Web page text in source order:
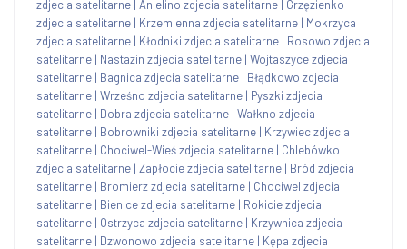
zdjecia satelitarne Anielino zdjecia satelitarne
Grzęzienko
zdjecia satelitarne | Krzemienna zdjecia satelitarne | Mokrzyca
zdjecia satelitarne | Kłodniki zdjecia satelitarne | Rosowo zdjecia
satelitarne | Nastazin zdjecia satelitarne | Wojtaszyce zdjecia
satelitarne | Bagnica zdjecia satelitarne | Błądkowo zdjecia
satelitarne | Wrześno zdjecia satelitarne | Pyszki zdjecia
satelitarne | Dobra zdjecia satelitarne | Wałkno zdjecia
satelitarne | Bobrowniki zdjecia satelitarne | Krzywiec zdjecia
satelitarne | Chociwel-Wieś zdjecia satelitarne | Chlebówko
zdjecia satelitarne | Zapłocie zdjecia satelitarne | Bród zdjecia
satelitarne | Bromierz zdjecia satelitarne | Chociwel zdjecia
satelitarne | Bienice zdjecia satelitarne | Rokicie zdjecia
satelitarne | Ostrzyca zdjecia satelitarne | Krzywnica zdjecia
satelitarne | Dzwonowo zdjecia satelitarne | Kępa zdjecia